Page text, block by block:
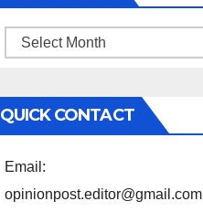
महिने
अनुसार
पढ़ें
QUICK CONTACT
Email:
opinionpost.editor@gmail.com